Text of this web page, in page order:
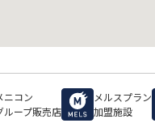
ニコン
ループ販売店
メルスプラン
加盟施設